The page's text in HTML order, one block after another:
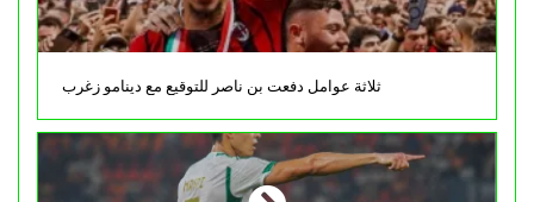
ثلاثة عوامل دفعت بن ناصر للتوقيع مع دينامو زغرب